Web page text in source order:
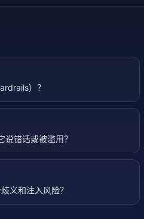
）？
错话或被滥用？
义和注入风险？